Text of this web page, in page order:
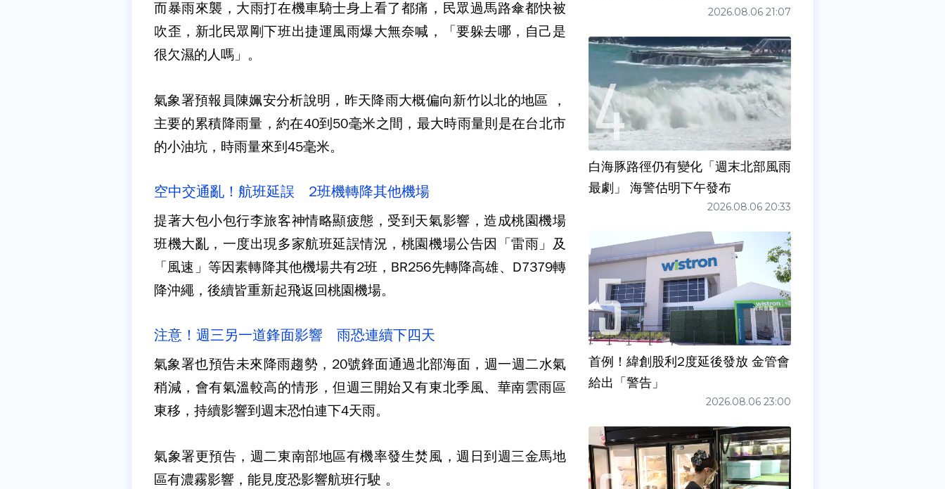
而暴雨來襲，大雨打在機車騎士身上看了都痛，民眾過馬路傘都快被
吹歪，新北民眾剛下班出捷運風雨爆大無奈喊，「要躲去哪，自己是
很欠濕的人嗎」。
氣象署預報員陳姵安分析說明，昨天降雨大概偏向新竹以北的地區 ，
主要的累積降雨量，約在40到50毫米之間，最大時雨量則是在台北市
的小油坑，時雨量來到45毫米。
空中交通亂！航班延誤 2班機轉降其他機場
提著大包小包行李旅客神情略顯疲態，受到天氣影響，造成桃園機場
班機大亂，一度出現多家航班延誤情況，桃園機場公告因「雷雨」及
「風速」等因素轉降其他機場共有2班，BR256先轉降高雄、D7379轉
降沖繩，後續皆重新起飛返回桃園機場。
注意！週三另一道鋒面影響 雨恐連續下四天
氣象署也預告未來降雨趨勢，20號鋒面通過北部海面，週一週二水氣
稍減，會有氣溫較高的情形，但週三開始又有東北季風、華南雲雨區
東移，持續影響到週末恐怕連下4天雨。
氣象署更預告，週二東南部地區有機率發生焚風，週日到週三金馬地
區有濃霧影響，能見度恐影響航班行駛 。
2026.08.06 21:07
白海豚路徑仍有變化「週末北部風雨
最劇」 海警估明下午發布
2026.08.06 20:33
首例！緯創股利2度延後發放 金管會
給出「警告」
2026.08.06 23:00